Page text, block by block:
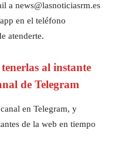
a news@lasnoticiasrm.es
en el teléfono
atenderte.
al instante
de Telegram
en Telegram, y
de la web en tiempo